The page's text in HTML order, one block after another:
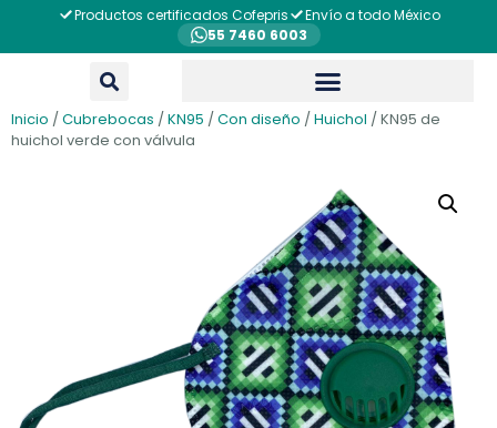
Productos certificados Cofepris
Envío a todo México
55 7460 6003
Inicio /Cubrebocas /KN95 /Con diseño /Huichol / KN95 de
huichol verde con válvula